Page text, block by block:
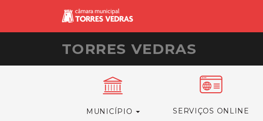
TORRES VEDRAS
MUNICÍPIO SERVIÇOS ONLINE